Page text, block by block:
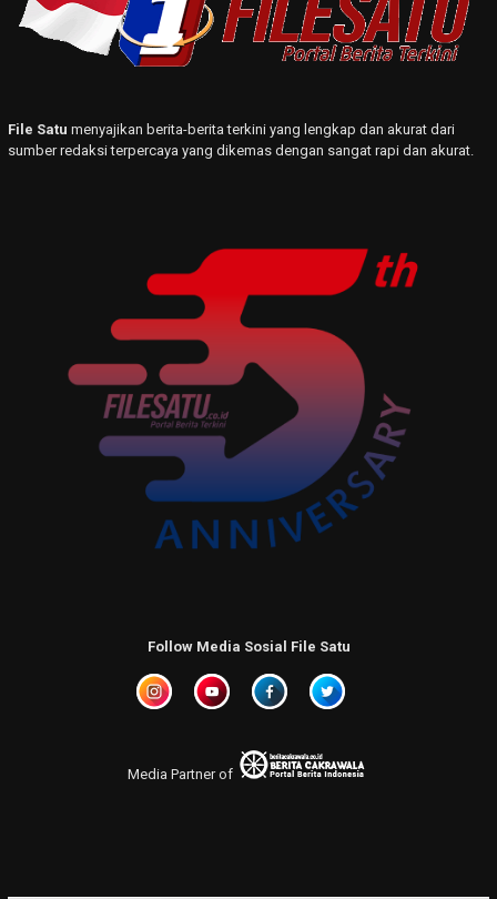
File Satu menyajikan berita-berita terkini yang lengkap dan akurat dari
sumber redaksi terpercaya yang dikemas dengan sangat rapi dan akurat.
Follow Media Sosial File Satu
Media Partner of